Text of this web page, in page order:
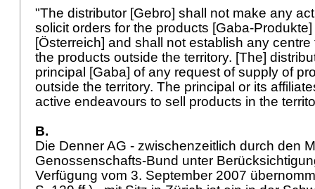
"The distributor [Gebro] shall not make any
solicit orders for the products [Gaba-
[Österreich] and shall not establish any
the products outside the territory. [The]
principal [Gaba] of any request of supply of
outside the territory. The principal or its
active endeavours to sell products in the
B.
Die Denner AG - zwischenzeitlich durch den
Genossenschafts-Bund unter
Verfügung vom 3. September 2007